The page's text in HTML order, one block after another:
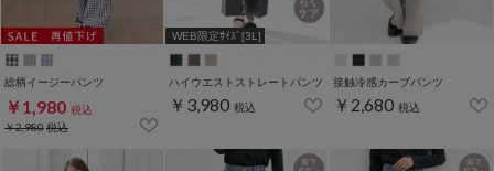
総柄イージーパンツ
￥1,980 税込
￥2,980税込
WEB限定ｻｲｽﾞ[3L]
ハイウエストストレートパンツ
￥3,980 税込
接触冷感カーブパンツ
￥2,680 税込